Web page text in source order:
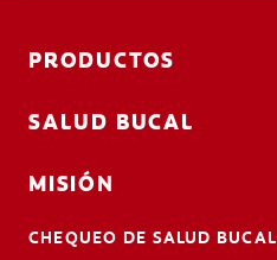
PRODUCTOS
SALUD BUCAL
MISIÓN
CHEQUEO DE SALUD BUCAL